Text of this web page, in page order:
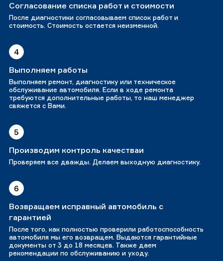
Согласование списка работ и стоимости
После диагностики согласовываем список работ и
стоимость. Стоимость остается неизменной.
4
Выполняем работы
Выполняем ремонт, диагностику или техническое
обслуживание автомобиля. Если в ходе ремонта
требуются дополнительные работы, то наш менеджер
свяжется с Вами.
5
Производим контроль качестваи
Проверяем все дважды. Делаем выходную диагностику.
6
Возвращаем исправный автомобиль с
гарантией
После того, как полностью проверили работоспособность
автомобиля мы его возвращем. Выдаются гарантийные
документы от 3 до 18 месяцев. Также даем
рекомендации по обслуживанию и уходу.